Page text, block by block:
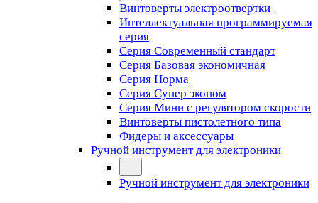
Винтоверты электроотвертки
Интеллектуальная программируемая
серия
Серия Современный стандарт
Серия Базовая экономичная
Серия Норма
Серия Cупер эконом
Серия Мини с регулятором скорости
Винтоверты пистолетного типа
Фидеры и аксессуары
Ручной инструмент для электроники
Ручной инструмент для электроники